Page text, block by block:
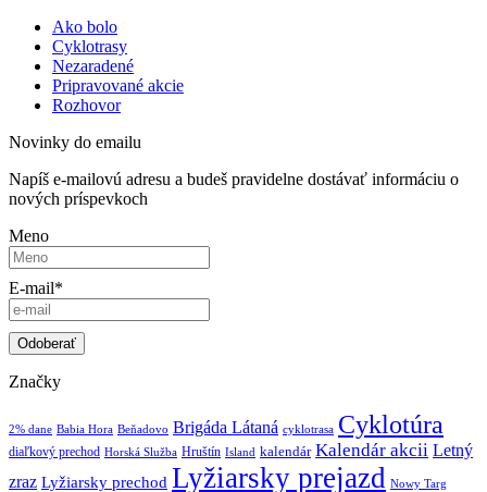
Ako bolo
Cyklotrasy
Nezaradené
Pripravované akcie
Rozhovor
Novinky do emailu
Napíš e-mailovú adresu a budeš pravidelne dostávať informáciu o
nových príspevkoch
Meno
E-mail*
Značky
2% dane Babia Hora Beňadovo Brigáda Látaná cyklotrasa Cyklotúra
diaľkový prechod Horská Služba Hruštín Island kalendár Kalendár akcii Letný
zraz Lyžiarsky prechod Lyžiarsky prejazd Nowy Targ